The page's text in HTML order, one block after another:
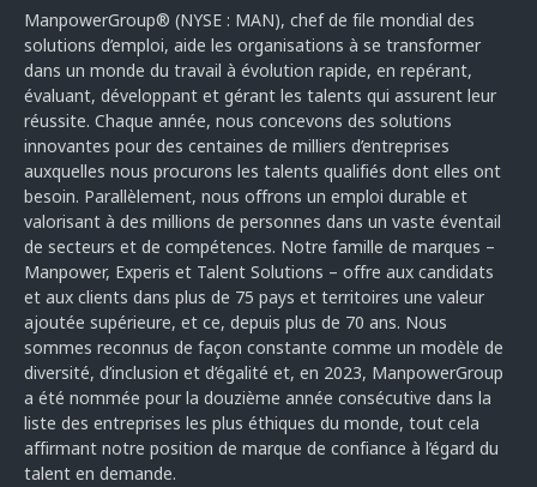
ManpowerGroup® (NYSE : MAN), chef de file mondial des
solutions d’emploi, aide les organisations à se transformer
dans un monde du travail à évolution rapide, en repérant,
évaluant, développant et gérant les talents qui assurent leur
réussite. Chaque année, nous concevons des solutions
innovantes pour des centaines de milliers d’entreprises
auxquelles nous procurons les talents qualifiés dont elles ont
besoin. Parallèlement, nous offrons un emploi durable et
valorisant à des millions de personnes dans un vaste éventail
de secteurs et de compétences. Notre famille de marques –
Manpower, Experis et Talent Solutions – offre aux candidats
et aux clients dans plus de 75 pays et territoires une valeur
ajoutée supérieure, et ce, depuis plus de 70 ans. Nous
sommes reconnus de façon constante comme un modèle de
diversité, d’inclusion et d’égalité et, en 2023, ManpowerGroup
a été nommée pour la douzième année consécutive dans la
liste des entreprises les plus éthiques du monde, tout cela
affirmant notre position de marque de confiance à l’égard du
talent en demande.